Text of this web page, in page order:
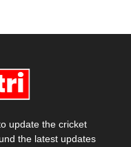
update the cricket
the latest updates